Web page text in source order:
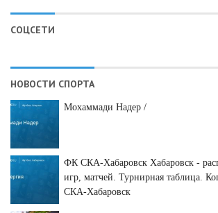
СОЦСЕТИ
НОВОСТИ СПОРТА
Мохаммади Надер /
ФК СКА-Хабаровск Хабаровск -
игр, матчей. Турнирная таблица.
СКА-Хабаровск